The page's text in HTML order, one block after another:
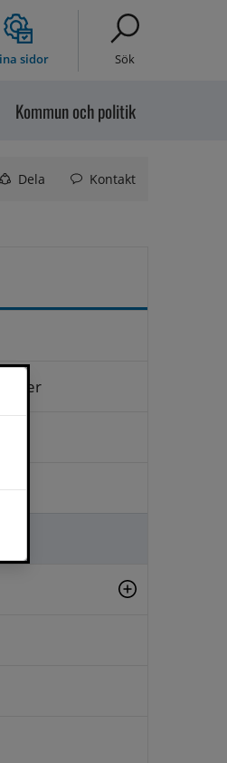
sidor Sök
Kommun och politik
Dela Kontakt